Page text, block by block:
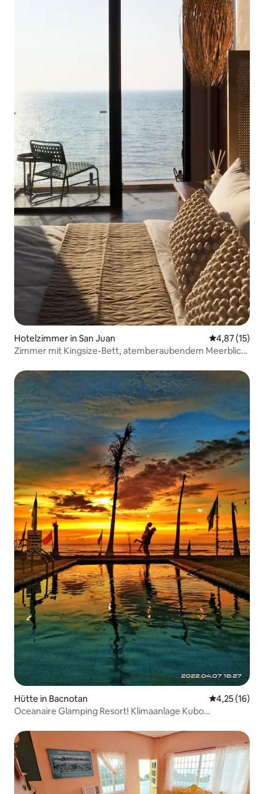
Hotelzimmer in San Juan
4,87 (15)
Zimmer mit Kingsize-Bett, atemberaubendem Meerblick
Hütte in Bacnotan
4,25 (16)
Oceanaire Glamping Resort! Klimaanlage Kubo